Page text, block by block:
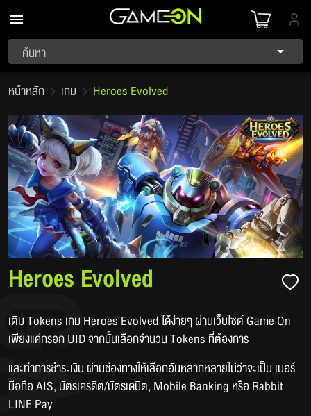
ค้นหา
หน้าหลัก
เกม Heroes Evolved
Heroes Evolved
เติม Tokens เกม Heroes Evolved ได้ง่ายๆ ผ่านเว็บไซต์ Game On
เพียงแค่กรอก UID จากนั้นเลือกจำนวน Tokens ที่ต้องการ
และทำการชำระเงิน ผ่านช่องทางให้เลือกอันหลากหลายไม่ว่าจะเป็น เบอร์
มือถือ AIS, บัตรเครดิต/บัตรเดบิต, Mobile Banking หรือ Rabbit
LINE Pay